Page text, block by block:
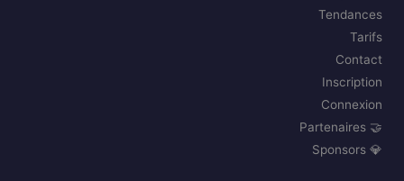
Tendances
Tarifs
Contact
Inscription
Connexion
🤝 Partenaires
💎 Sponsors